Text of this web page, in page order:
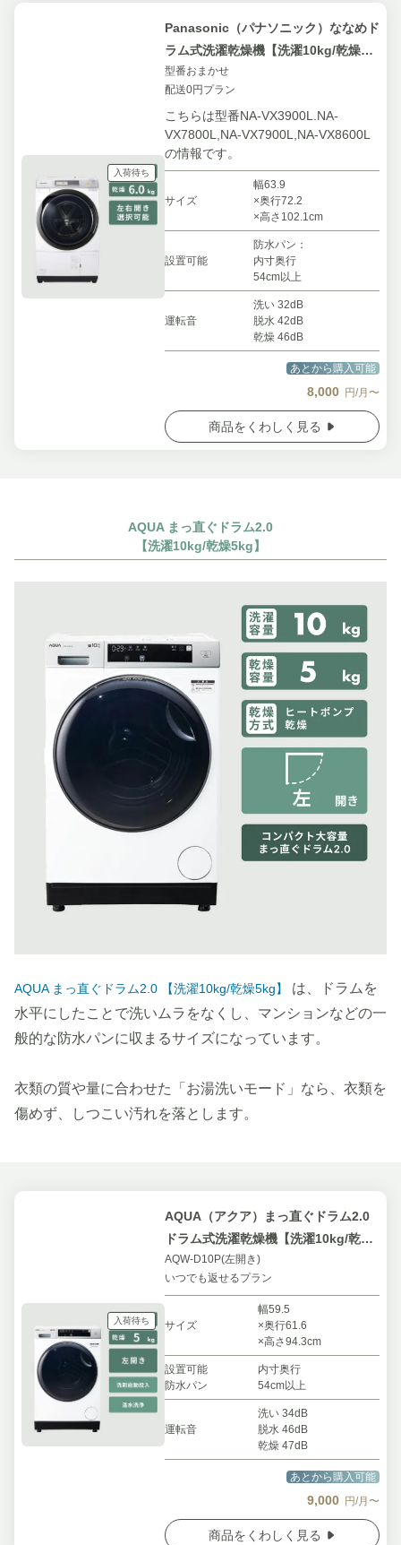
入荷待ち
Panasonic（パナソニック）ななめド
ラム式洗濯乾燥機【洗濯10kg/乾燥
6kg】型番おまかせタイプ
型番おまかせ
配送0円プラン
こちらは型番NA-VX3900L.NA-
VX7800L,NA-VX7900L,NA-VX8600L
の情報です。
サイズ
幅63.9
×奥行72.2
×高さ102.1cm
設置可能
防水パン：
内寸奥行
54cm以上
運転音
洗い 32dB
脱水 42dB
乾燥 46dB
あとから購入可能
8,000 円/月〜
商品をくわしく見る
AQUA まっ直ぐドラム2.0
【洗濯10kg/乾燥5kg】
AQUA まっ直ぐドラム2.0 【洗濯10kg/乾燥5kg】
は、ドラムを
水平にしたことで洗いムラをなくし、マンションなどの一
般的な防水パンに収まるサイズになっています。
衣類の質や量に合わせた「お湯洗いモード」なら、衣類を
傷めず、しつこい汚れを落とします。
入荷待ち
AQUA（アクア）まっ直ぐドラム2.0
ドラム式洗濯乾燥機【洗濯10kg/乾燥
5kg】
AQW-D10P(左開き)
いつでも返せるプラン
サイズ
幅59.5
×奥行61.6
×高さ94.3cm
設置可能
防水パン
内寸奥行
54cm以上
運転音
洗い 34dB
脱水 46dB
乾燥 47dB
あとから購入可能
9,000 円/月〜
商品をくわしく見る